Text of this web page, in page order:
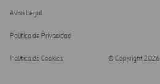
Aviso Legal
Política de Privacidad
Política de Cookies © Copyright 2026